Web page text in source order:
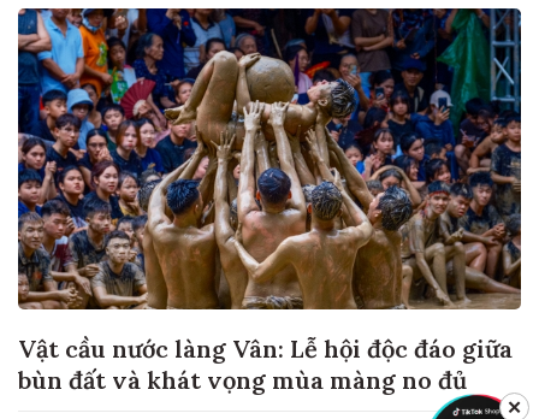
Vật cầu nước làng Vân: Lễ hội độc đáo giữa
bùn đất và khát vọng mùa màng no đủ
✕